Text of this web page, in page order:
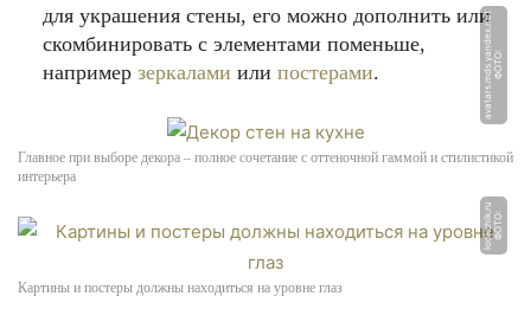
для украшения стены, его можно дополнить или
скомбинировать с элементами поменьше,
например зеркалами или постерами. Ф
О
Т
О:
a
v
a
t
a
r
s.
m
d
s.
y
a
n
d
e
x.
n
e
t
Главное при выборе декора – полное сочетание с оттеночной гаммой и стилистикой
интерьера
Ф
О
Т
О:
l
o
o
k
c
hi
k.
r
u
Картины и постеры должны находиться на уровне глаз